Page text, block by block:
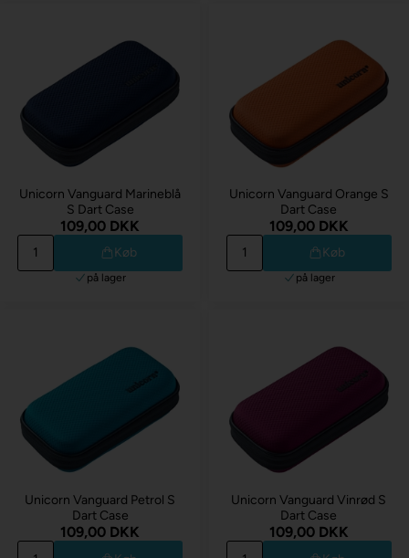
Unicorn Vanguard Marineblå
S Dart Case
109,00 DKK
Køb
på lager
Unicorn Vanguard Orange S
Dart Case
109,00 DKK
Køb
på lager
Unicorn Vanguard Petrol S
Dart Case
109,00 DKK
Unicorn Vanguard Vinrød S
Dart Case
109,00 DKK